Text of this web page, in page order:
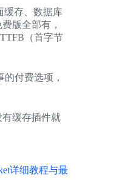
缓存、数据库
版全部有，
（首字节
的付费选项，
有缓存插件就
详细教程与最